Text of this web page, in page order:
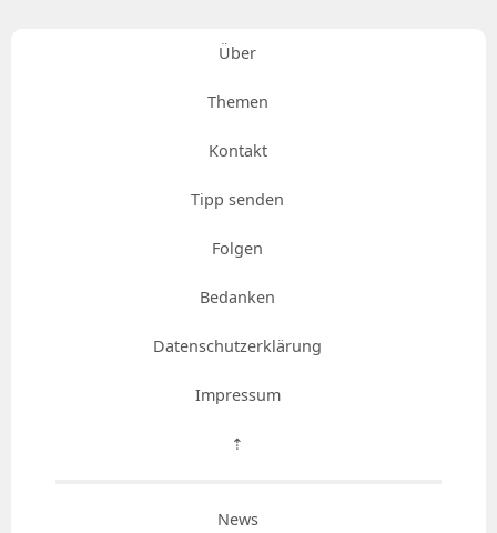
Über
Themen
Kontakt
Tipp senden
Folgen
Bedanken
Datenschutzerklärung
Impressum
⇡
News